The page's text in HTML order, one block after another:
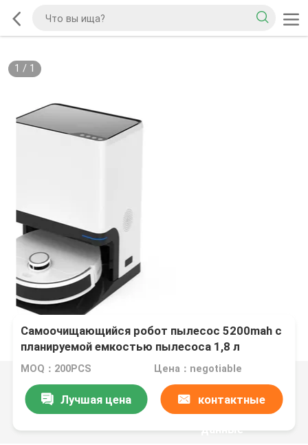
1 / 1
Самоочищающийся робот пылесос 5200mah с
планируемой емкостью пылесоса 1,8 л
MOQ：200PCS Цена：negotiable
Лучшая цена контактные
данные